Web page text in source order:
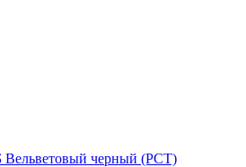
Вельветовый черный (РСТ)